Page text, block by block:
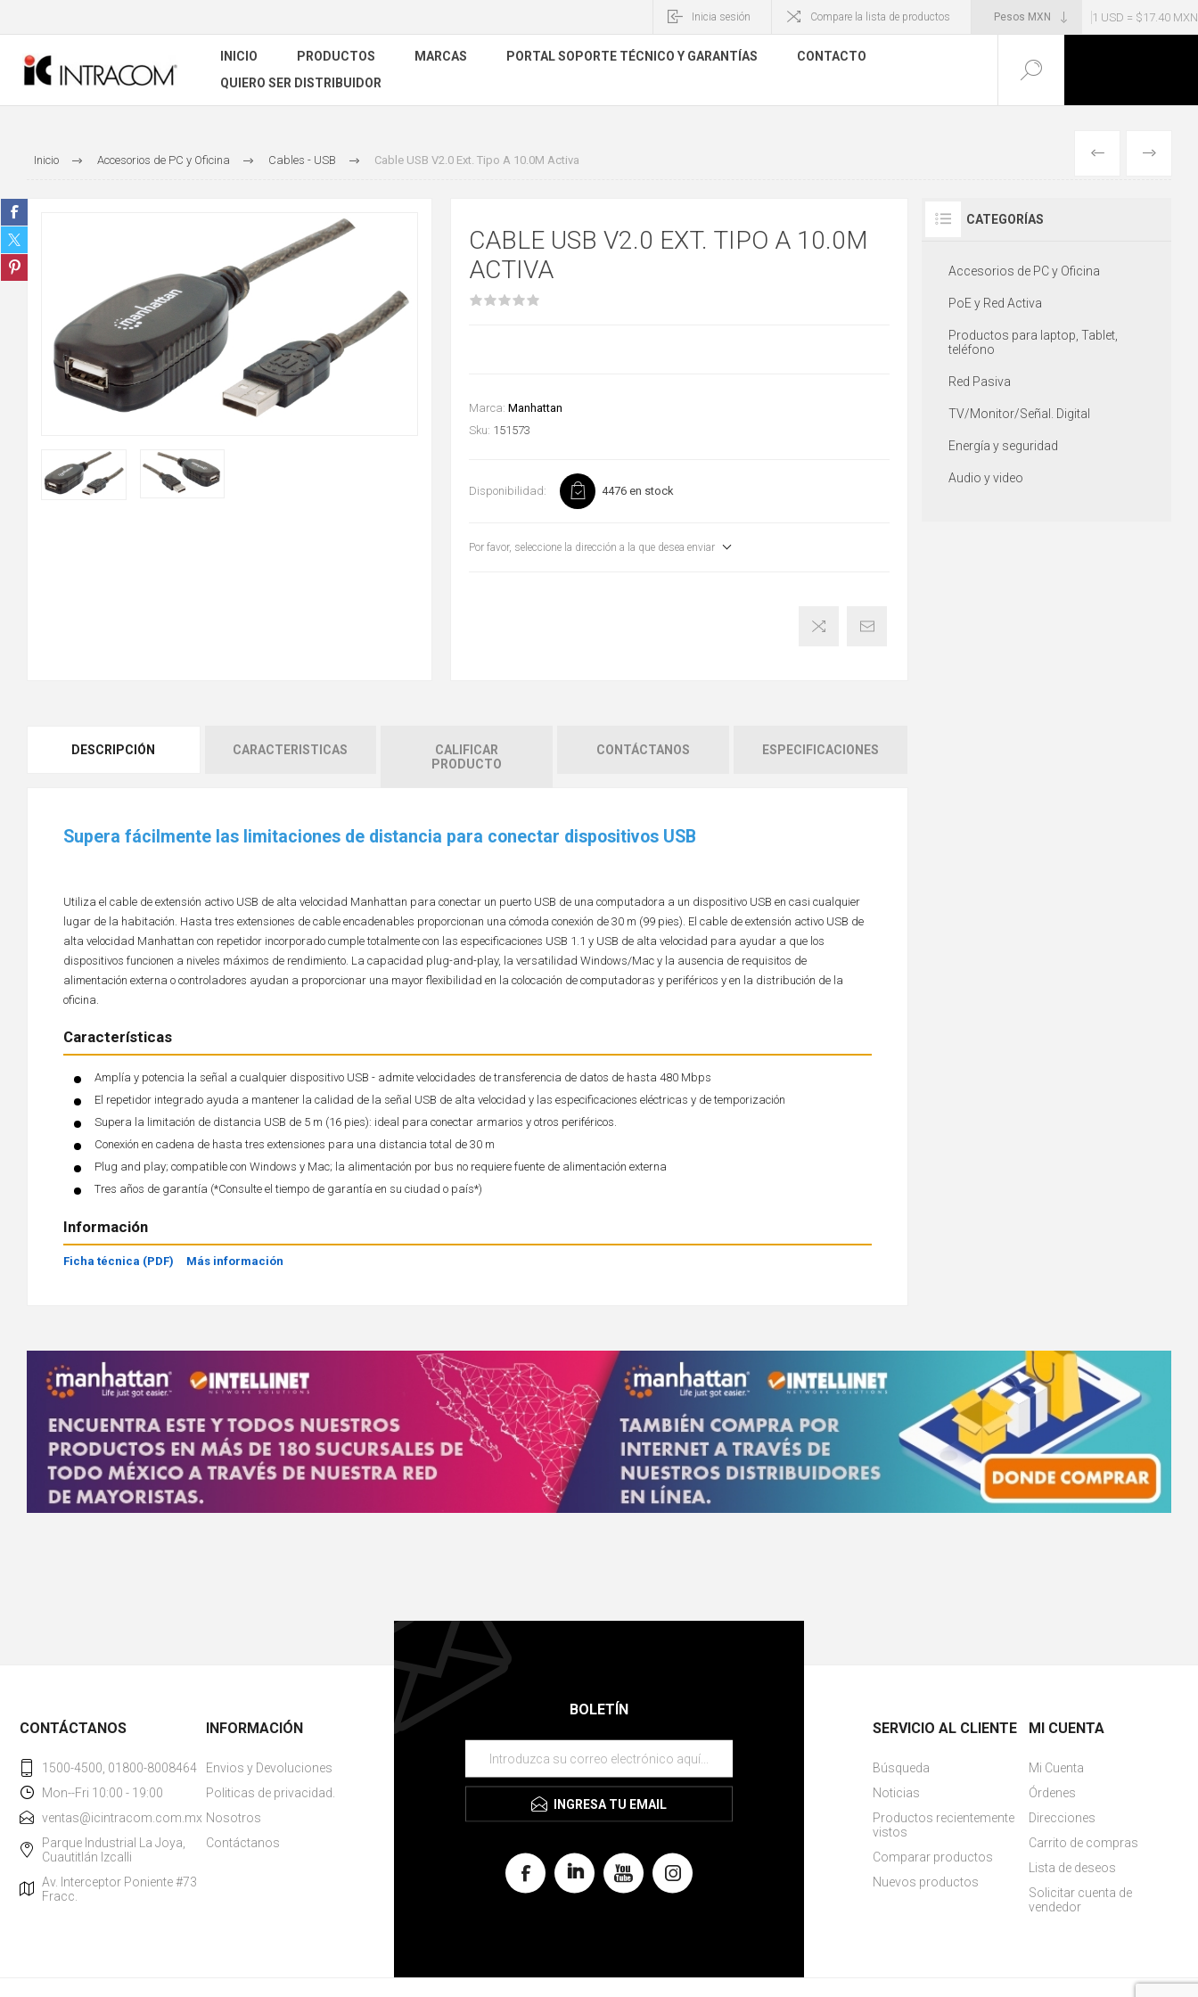
1 USD = $17.40 MXN
Inicia sesión Compare la lista de productos
INICIO PRODUCTOS MARCAS PORTAL SOPORTE TÉCNICO Y GARANTÍAS
CONTACTO
QUIERO SER DISTRIBUIDOR
Inicio Accesorios de PC y Oficina Cables - USB Cable USB V2.0 Ext. Tipo A 10.0M Activa ANTERIOR
CABLE USB V2.0 EXT. TIPO A 10.0M
ACTIVA
Marca: Manhattan
Sku: 151573
Disponibilidad: 4476 en stock
Por favor, seleccione la dirección a la que desea enviar
DESCRIPCIÓN CARACTERISTICAS
CALIFICAR
PRODUCTO
CONTÁCTANOS ESPECIFICACIONES
Supera fácilmente las limitaciones de distancia para conectar dispositivos USB
Utiliza el cable de extensión activo USB de alta velocidad Manhattan para conectar un puerto USB de una computadora a un dispositivo USB en casi cualquier
lugar de la habitación. Hasta tres extensiones de cable encadenables proporcionan una cómoda conexión de 30 m (99 pies). El cable de extensión activo USB de
alta velocidad Manhattan con repetidor incorporado cumple totalmente con las especificaciones USB 1.1 y USB de alta velocidad para ayudar a que los
dispositivos funcionen a niveles máximos de rendimiento. La capacidad plug-and-play, la versatilidad Windows/Mac y la ausencia de requisitos de
alimentación externa o controladores ayudan a proporcionar una mayor flexibilidad en la colocación de computadoras y periféricos y en la distribución de la
oficina.
Características
Amplía y potencia la señal a cualquier dispositivo USB - admite velocidades de transferencia de datos de hasta 480 Mbps
El repetidor integrado ayuda a mantener la calidad de la señal USB de alta velocidad y las especificaciones eléctricas y de temporización
Supera la limitación de distancia USB de 5 m (16 pies): ideal para conectar armarios y otros periféricos.
Conexión en cadena de hasta tres extensiones para una distancia total de 30 m
Plug and play; compatible con Windows y Mac; la alimentación por bus no requiere fuente de alimentación externa
Tres años de garantía (*Consulte el tiempo de garantía en su ciudad o país*)
Información
Ficha técnica (PDF) Más información
CATEGORÍAS
Accesorios de PC y Oficina
PoE y Red Activa
Productos para laptop, Tablet,
teléfono
Red Pasiva
TV/Monitor/Señal. Digital
Energía y seguridad
Audio y video
BOLETÍN
INGRESA TU EMAIL
CONTÁCTANOS
1500-4500, 01800-8008464
Mon--Fri 10:00 - 19:00
ventas@icintracom.com.mx
Parque Industrial La Joya,
Cuautitlán Izcalli
Av. Interceptor Poniente #73
Fracc.
INFORMACIÓN
Envios y Devoluciones
Politicas de privacidad.
Nosotros
Contáctanos
SERVICIO AL CLIENTE
Búsqueda
Noticias
Productos recientemente
vistos
Comparar productos
Nuevos productos
MI CUENTA
Mi Cuenta
Órdenes
Direcciones
Carrito de compras
Lista de deseos
Solicitar cuenta de
vendedor